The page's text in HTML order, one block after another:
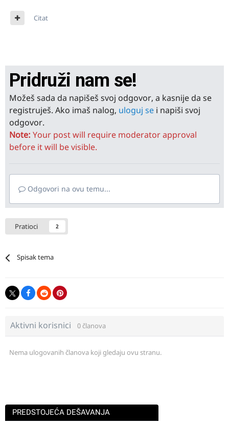
Citat
Pridruži nam se!
Možeš sada da napišeš svoj odgovor, a kasnije da se
registruješ. Ako imaš nalog, uloguj se i napiši svoj
odgovor.
Note: Your post will require moderator approval
before it will be visible.
Odgovori na ovu temu...
Pratioci 2
Spisak tema
Aktivni korisnici 0 članova
Nema ulogovanih članova koji gledaju ovu stranu.
PREDSTOJEĆA DEŠAVANJA